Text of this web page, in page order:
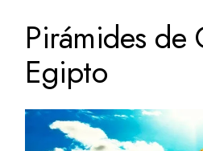
Pirámides de
Egipto